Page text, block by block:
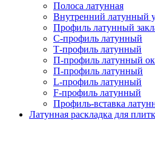
Полоса латунная
Внутренний латунный
Профиль латунный
С-профиль латунный
Т-профиль латунный
П-профиль латунный
П-профиль латунный
L-профиль латунный
F-профиль латунный
Профиль-вставка
Латунная раскладка для